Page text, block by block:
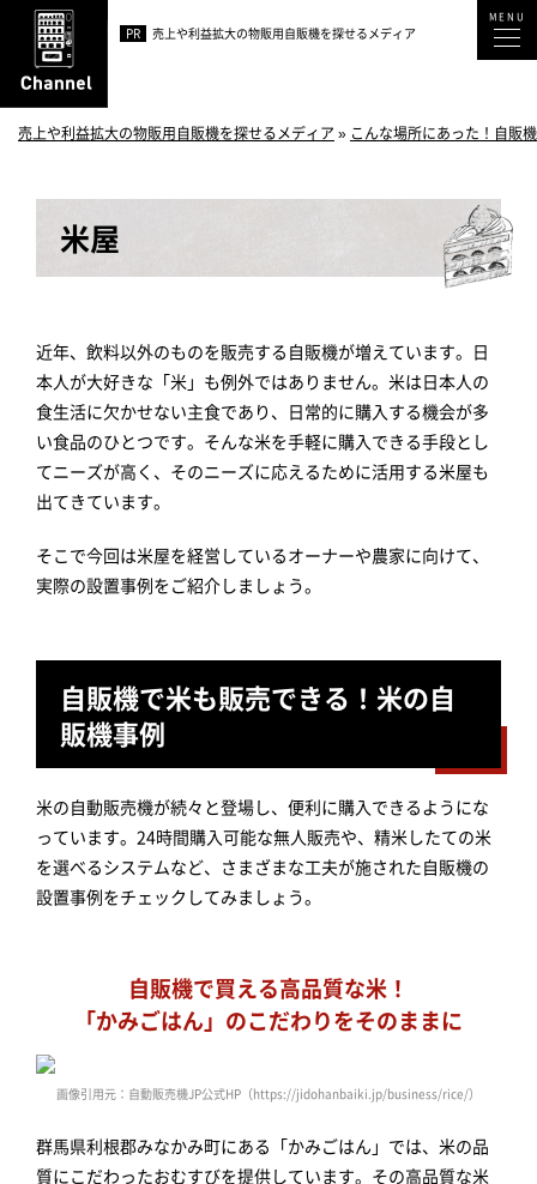
PR 売上や利益拡大の物販用自販機を探せるメディア
売上や利益拡大の物販用自販機を探せるメディア » こんな場所にあった！自販
米屋
近年、飲料以外のものを販売する自販機が増えています。日
本人が大好きな「米」も例外ではありません。米は日本人の
食生活に欠かせない主食であり、日常的に購入する機会が多
い食品のひとつです。そんな米を手軽に購入できる手段とし
てニーズが高く、そのニーズに応えるために活用する米屋も
出てきています。
そこで今回は米屋を経営しているオーナーや農家に向けて、
実際の設置事例をご紹介しましょう。
自販機で米も販売できる！米の自
販機事例
米の自動販売機が続々と登場し、便利に購入できるようにな
っています。24時間購入可能な無人販売や、精米したての米
を選べるシステムなど、さまざまな工夫が施された自販機の
設置事例をチェックしてみましょう。
自販機で買える高品質な米！
「かみごはん」のこだわりをそのままに
画像引用元：自動販売機JP公式HP（https://jidohanbaiki.jp/business/rice/）
群馬県利根郡みなかみ町にある「かみごはん」では、米の品
質にこだわったおむすびを提供しています。その高品質な米